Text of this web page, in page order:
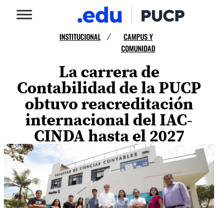
INSTITUCIONAL /
CAMPUS Y
COMUNIDAD
La carrera de
Contabilidad de la PUCP
obtuvo reacreditación
internacional del IAC-
CINDA hasta el 2027